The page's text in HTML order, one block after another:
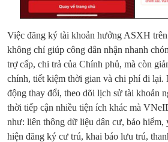
Việc đăng ký tài khoản hưởng ASXH
không chỉ giúp công dân nhận nhanh
trợ cấp, chi trả của Chính phủ, mà còn
chính, tiết kiệm thời gian và chi phí đi lại.
động thay đổi, theo dõi lịch sử tài khoản
thời tiếp cận nhiều tiện ích khác mà
như: liên thông dữ liệu dân cư, bảo hiểm,
hiện đăng ký cư trú, khai báo lưu trú,